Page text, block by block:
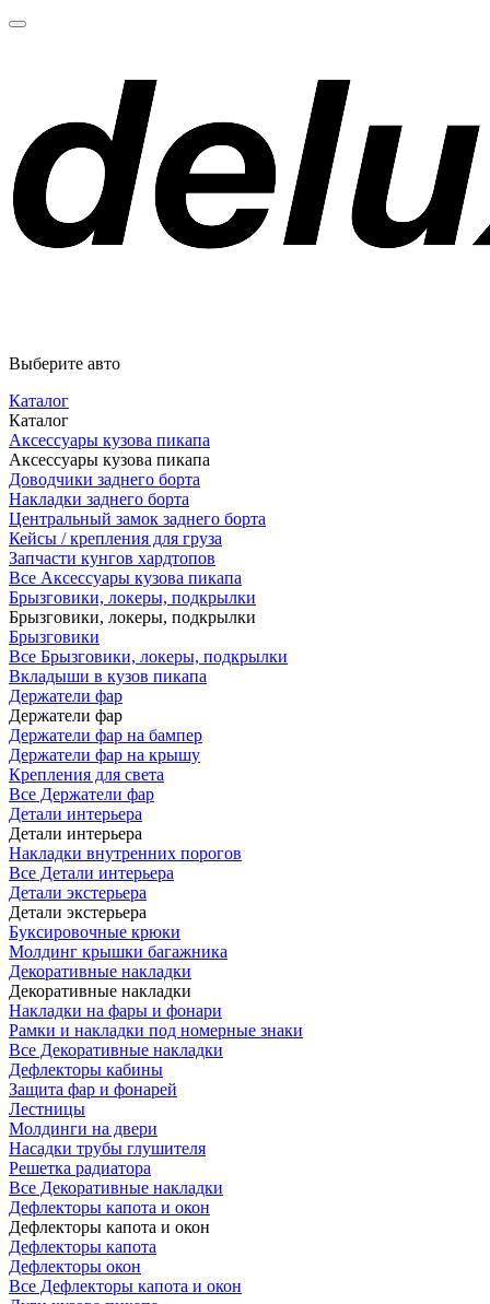
Выберите авто
Каталог
Каталог
Аксессуары кузова пикапа
Аксессуары кузова пикапа
Доводчики заднего борта
Накладки заднего борта
Центральный замок заднего борта
Кейсы / крепления для груза
Запчасти кунгов хардтопов
Все Аксессуары кузова пикапа
Брызговики, локеры, подкрылки
Брызговики, локеры, подкрылки
Брызговики
Все Брызговики, локеры, подкрылки
Вкладыши в кузов пикапа
Держатели фар
Держатели фар
Держатели фар на бампер
Держатели фар на крышу
Крепления для света
Все Держатели фар
Детали интерьера
Детали интерьера
Накладки внутренних порогов
Все Детали интерьера
Детали экстерьера
Детали экстерьера
Буксировочные крюки
Молдинг крышки багажника
Декоративные накладки
Декоративные накладки
Накладки на фары и фонари
Рамки и накладки под номерные знаки
Все Декоративные накладки
Дефлекторы кабины
Защита фар и фонарей
Лестницы
Молдинги на двери
Насадки трубы глушителя
Решетка радиатора
Все Декоративные накладки
Дефлекторы капота и окон
Дефлекторы капота и окон
Дефлекторы капота
Дефлекторы окон
Все Дефлекторы капота и окон